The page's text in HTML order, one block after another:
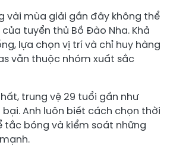
vài mùa giải gần đây không thể
tuyển thủ Bồ Đào Nha. Khả
lựa chọn vị trí và chỉ huy hàng
vẫn thuộc nhóm xuất sắc
trung vệ 29 tuổi gần như
Anh luôn biết cách chọn thời
tắc bóng và kiểm soát những